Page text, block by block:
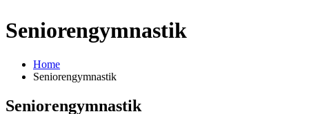
Seniorengymnastik
Home
Seniorengymnastik
Seniorengymnastik